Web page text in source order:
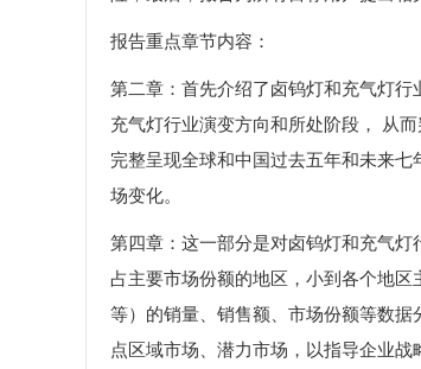
报告重点章节内容：
第二章：首先介绍了卤钨灯和充气灯
充气灯行业演变方向和所处阶段， 从
完整呈现全球和中国过去五年和未来
场变化。
第四章：这一部分是对卤钨灯和充气
占主要市场份额的地区，小到各个地
等）的销量、销售额、市场份额等数
点区域市场、潜力市场，以指导企业战